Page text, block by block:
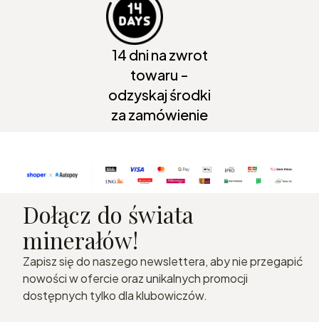
14 dni na zwrot
towaru -
odzyskaj środki
za zamówienie
Dołącz do świata
minerałów!
Zapisz się do naszego newslettera, aby nie przegapić
nowości w ofercie oraz unikalnych promocji
dostępnych tylko dla klubowiczów.